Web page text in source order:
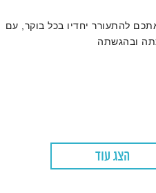
להתעורר יחדיו בכל בוקר, עם
ובהגשתה
הצג עוד